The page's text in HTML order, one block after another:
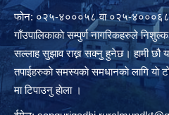
फोन: ०२५-४०००५८ वा
गाँउपालिकाकाे सम्पुर्ण नागरिकहरुले
सल्लाह सुझाव राख्न सक्नु हुनेछ। हामी छौ
तपाईहरुकाे समस्यकाे समधानकाे लागि
मा टिपाउनु हाेला ।